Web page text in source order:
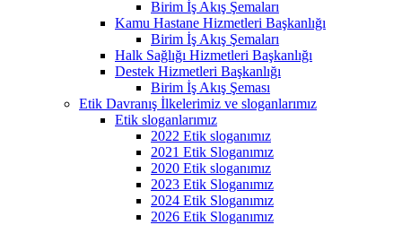
Birim İş Akış Şemaları
Kamu Hastane Hizmetleri Başkanlığı
Birim İş Akış Şemaları
Halk Sağlığı Hizmetleri Başkanlığı
Destek Hizmetleri Başkanlığı
Birim İş Akış Şeması
Etik Davranış İlkelerimiz ve sloganlarımız
Etik sloganlarımız
2022 Etik sloganımız
2021 Etik Sloganımız
2020 Etik sloganımız
2023 Etik Sloganımız
2024 Etik Sloganımız
2026 Etik Sloganımız